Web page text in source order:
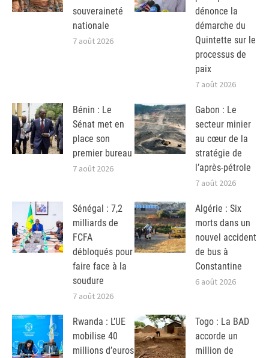
souveraineté
nationale
7 août 2026
dénonce la
démarche du
Quintette sur le
processus de
paix
7 août 2026
Bénin : Le
Sénat met en
place son
premier bureau
7 août 2026
Gabon : Le
secteur minier
au cœur de la
stratégie de
l’après-pétrole
7 août 2026
Sénégal : 7,2
milliards de
FCFA
débloqués pour
faire face à la
soudure
7 août 2026
Algérie : Six
morts dans un
nouvel accident
de bus à
Constantine
6 août 2026
Rwanda : L’UE
mobilise 40
millions d’euros
Togo : La BAD
accorde un
million de